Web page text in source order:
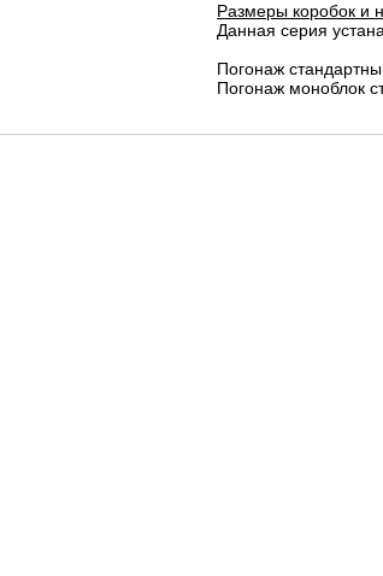
Размеры коробок и
Данная серия
Погонаж
Погонаж моноблок